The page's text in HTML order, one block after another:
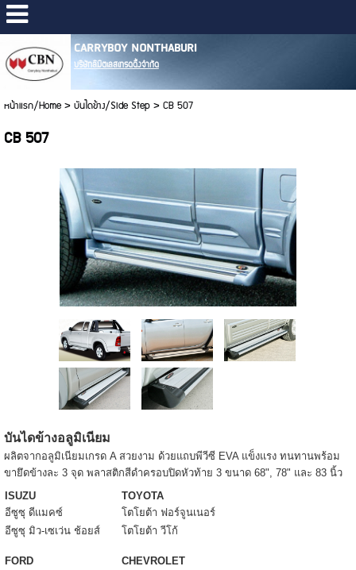
CARRYBOY NONTHABURI
บริษัทลิมิตเลสเทรดดิ้งจำกัด
หน้าแรก/Home>บันไดข้าง/Side Step>CB 507
CB 507
บันไดข้างอลูมิเนียม
ผลิตจากอลูมิเนียมเกรด A สวยงาม ด้วยแถบพีวีซี EVA แข็งแรง ทนทานพร้อม
ขายึดข้างละ 3 จุด พลาสติกสีดำครอบปิดหัวท้าย 3 ขนาด 68", 78" และ 83 นิ้ว
ISUZU
TOYOTA
อีซูซุ ดีแมคซ์
โตโยต้า ฟอร์จูนเนอร์
อีซูซุ มิว-เซเว่น ช้อยส์
โตโยต้า วีโก้
FORD
CHEVROLET